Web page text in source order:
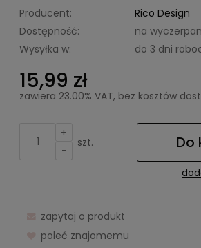
Producent:
Rico Design
Dostępność:
na
Wysyłka w:
do 3 dni
15,99 zł
zawiera 23.00% VAT, bez kosztów
+
-
szt. Do
zapytaj o produkt
poleć znajomemu